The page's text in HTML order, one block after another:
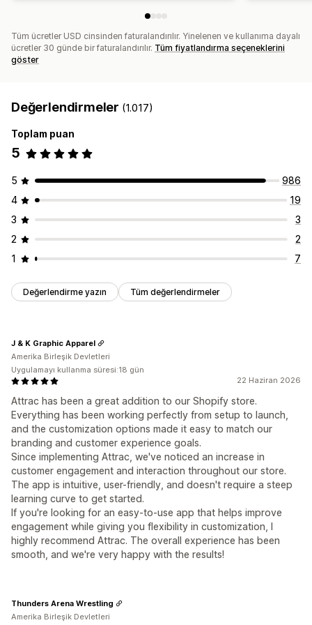
Tüm ücretler USD cinsinden faturalandırılır. Yinelenen ve kullanıma dayalı
ücretler 30 günde bir faturalandırılır. Tüm fiyatlandırma seçeneklerini
göster
Değerlendirmeler (1.017)
Toplam puan
5
5
986
4
19
3
3
2
2
1
7
Değerlendirme yazın Tüm değerlendirmeler
22 Haziran 2026
Attrac has been a great addition to our Shopify store.
Everything has been working perfectly from setup to launch,
and the customization options made it easy to match our
branding and customer experience goals.
Since implementing Attrac, we've noticed an increase in
customer engagement and interaction throughout our store.
The app is intuitive, user-friendly, and doesn't require a steep
learning curve to get started.
If you're looking for an easy-to-use app that helps improve
engagement while giving you flexibility in customization, I
highly recommend Attrac. The overall experience has been
smooth, and we're very happy with the results!
J & K Graphic Apparel
Amerika Birleşik Devletleri
Uygulamayı kullanma süresi:18 gün
Thunders Arena Wrestling
Amerika Birleşik Devletleri